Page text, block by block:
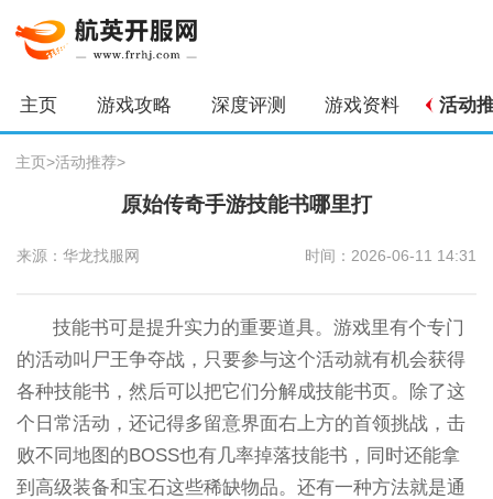
主页 游戏攻略 深度评测 游戏资料 活动
主页>活动推荐>
原始传奇手游技能书哪里打
来源：华龙找服网 时间：2026-06-11 14:31
技能书可是提升实力的重要道具。游戏里有个专门
的活动叫尸王争夺战，只要参与这个活动就有机会获得
各种技能书，然后可以把它们分解成技能书页。除了这
个日常活动，还记得多留意界面右上方的首领挑战，击
败不同地图的BOSS也有几率掉落技能书，同时还能拿
到高级装备和宝石这些稀缺物品。还有一种方法就是通